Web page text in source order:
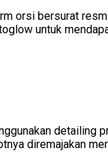
orsi bersurat
untuk
detailing
diremajakan